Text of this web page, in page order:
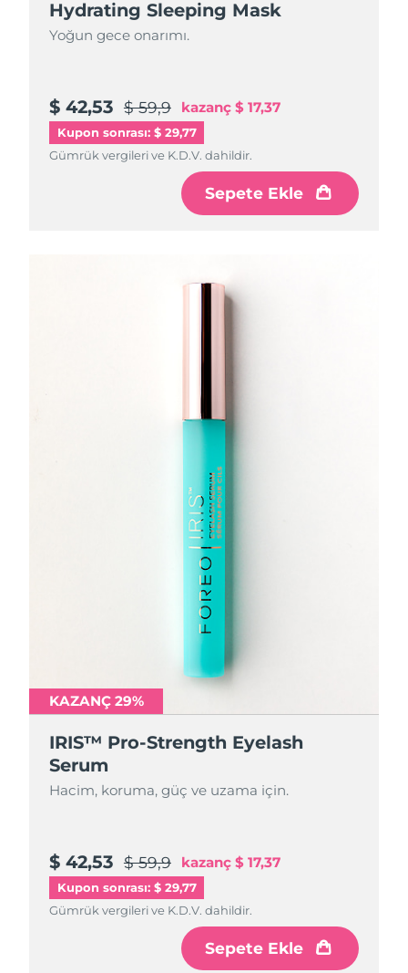
Hydrating Sleeping Mask
Yoğun gece onarımı.
$ 42,53 $ 59,9 kazanç $ 17,37
Kupon sonrası: $ 29,77
Gümrük vergileri ve K.D.V. dahildir.
Sepete Ekle
KAZANÇ 29%
IRIS™ Pro-Strength Eyelash
Serum
Hacim, koruma, güç ve uzama için.
$ 42,53 $ 59,9 kazanç $ 17,37
Kupon sonrası: $ 29,77
Gümrük vergileri ve K.D.V. dahildir.
Sepete Ekle